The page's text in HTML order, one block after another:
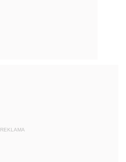
REKLAMA